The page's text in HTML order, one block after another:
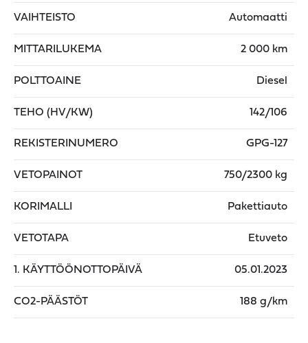
VAIHTEISTO Automaatti
MITTARILUKEMA 2 000 km
POLTTOAINE Diesel
TEHO (HV/KW) 142/106
REKISTERINUMERO GPG-127
VETOPAINOT 750/2300 kg
KORIMALLI Pakettiauto
VETOTAPA Etuveto
1. KÄYTTÖÖNOTTOPÄIVÄ 05.01.2023
CO2-PÄÄSTÖT 188 g/km